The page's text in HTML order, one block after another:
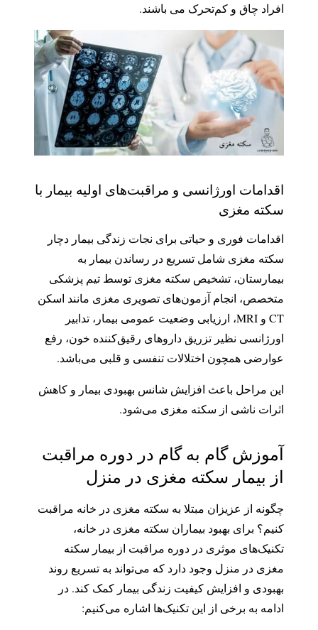
افراد چاق و کم‌تحرک می باشند.
اقدامات اورژانسی و مراقبت‌های اولیه بیمار با
سکته مغزی
اقدامات فوری و حیاتی برای نجات زندگی بیمار دچار
سکته مغزی شامل تسریع در رساندن بیمار به
بیمارستان، تشخیص سکته مغزی توسط تیم پزشکی
متخصص، انجام آزمون‌های تصویری مغزی مانند اسکن
CT و MRI، ارزیابی وضعیت عمومی بیمار، تدابیر
اورژانسی نظیر تزریق داروهای رقیق‌کننده خون، رفع
عوارضی همچون اختلالات تنفسی و قلبی می‌باشد.
این مراحل باعث افزایش شانس بهبودی بیمار و کاهش
اثرات ناشی از سکته مغزی می‌شود.
آموزش گام به گام در دوره مراقبت
از بیمار سکته مغزی در منزل
چگونه از عزیزان مبتلا به سکته مغزی در خانه مراقبت
کنیم؟ برای بهبود بیماران سکته مغزی در خانه،
تکنیک‌های موثری در دوره مراقبت از بیمار سکته
مغزی در منزل وجود دارد که می‌تواند به تسریع روند
بهبودی و افزایش کیفیت زندگی بیمار کمک کند. در
ادامه به برخی از این تکنیک‌ها اشاره می‌کنیم: